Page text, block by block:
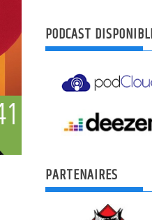
PODCAST
PARTENAIRES